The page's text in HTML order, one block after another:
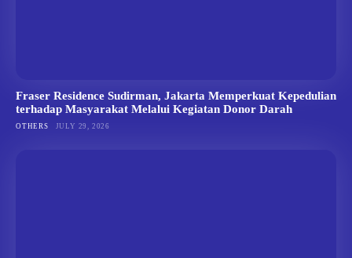
Fraser Residence Sudirman, Jakarta Memperkuat Kepedulian
terhadap Masyarakat Melalui Kegiatan Donor Darah
OTHERS JULY 29, 2026